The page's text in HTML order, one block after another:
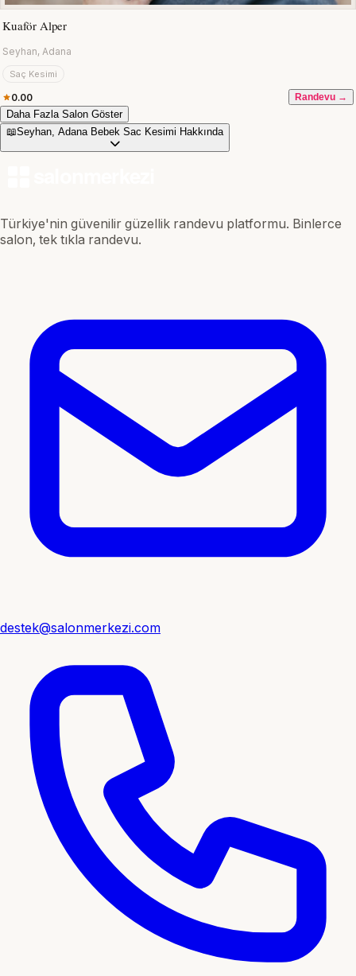
Kuaför Alper
Seyhan, Adana
Saç Kesimi
0.00 Randevu →
Daha Fazla Salon Göster
📖Seyhan, Adana Bebek Sac Kesimi Hakkında
Türkiye'nin güvenilir güzellik randevu platformu. Binlerce
salon, tek tıkla randevu.
destek@salonmerkezi.com